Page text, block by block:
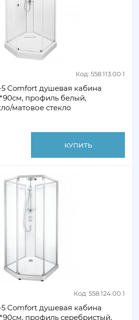
Код: 558.113.00.1
5 Comfort душевая кабина
профиль белый,
матовое стекло
КУПИТЬ
Код: 558.124.00.1
5 Comfort душевая кабина
профиль серебристый,